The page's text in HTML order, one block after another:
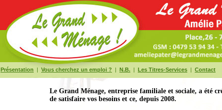
Présentation | Vous cherchez un emploi ? | N.B. | Les Titres-Services | Contact
Le Grand Ménage, entreprise familiale et sociale, a été
de satisfaire vos besoins et ce, depuis 2008.